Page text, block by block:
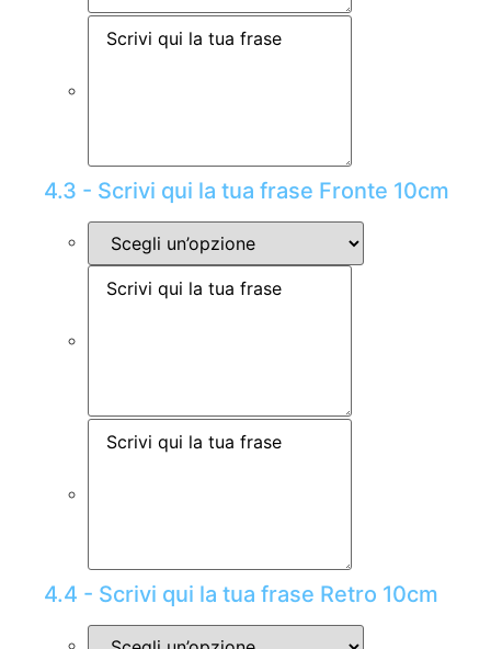
4.3 - Scrivi qui la tua frase Fronte 10cm
4.4 - Scrivi qui la tua frase Retro 10cm